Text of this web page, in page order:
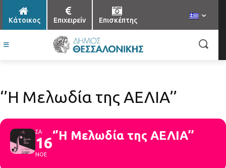
Κάτοικος Επιχειρείν Επισκέπτης
‘’Η Μελωδία της ΑΕΛΙΑ’’
ΣΑ
16
ΝΟΕ
‘’Η Μελωδία της ΑΕΛΙΑ’’